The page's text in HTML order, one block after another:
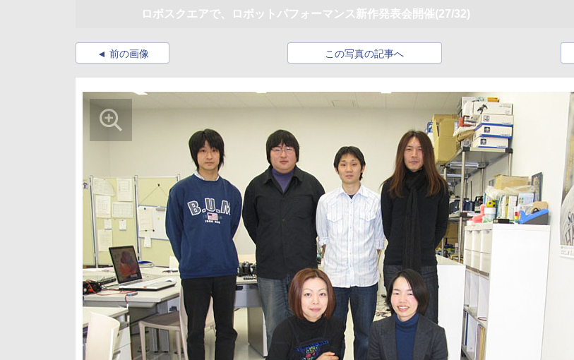
ロボスクエアで、ロボットパフォーマンス新作発表会開催(27/32)
前の画像 この写真の記事へ